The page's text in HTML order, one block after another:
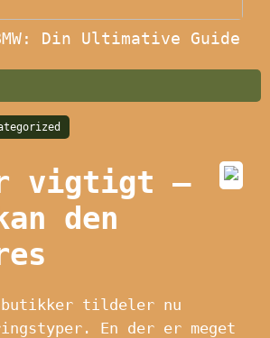
Din Ultimative Guide
vigtigt –
den
tildeler nu
En der er meget